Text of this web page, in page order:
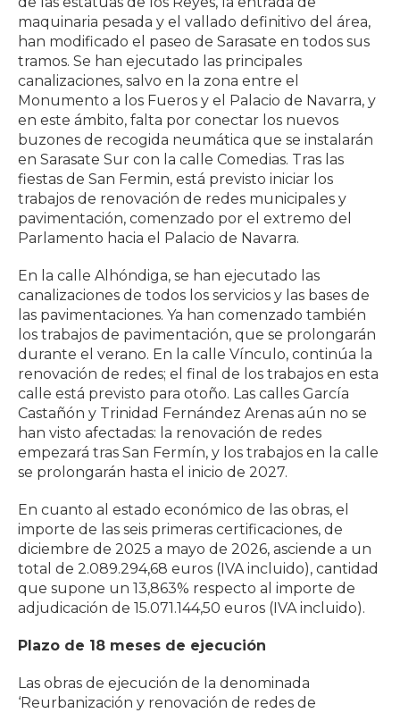
maquinaria pesada y el vallado definitivo del área,
han modificado el paseo de Sarasate en todos sus
tramos. Se han ejecutado las principales
canalizaciones, salvo en la zona entre el
Monumento a los Fueros y el Palacio de Navarra, y
en este ámbito, falta por conectar los nuevos
buzones de recogida neumática que se instalarán
en Sarasate Sur con la calle Comedias. Tras las
fiestas de San Fermin, está previsto iniciar los
trabajos de renovación de redes municipales y
pavimentación, comenzado por el extremo del
Parlamento hacia el Palacio de Navarra.
En la calle Alhóndiga, se han ejecutado las
canalizaciones de todos los servicios y las bases de
las pavimentaciones. Ya han comenzado también
los trabajos de pavimentación, que se prolongarán
durante el verano. En la calle Vínculo, continúa la
renovación de redes; el final de los trabajos en esta
calle está previsto para otoño. Las calles García
Castañón y Trinidad Fernández Arenas aún no se
han visto afectadas: la renovación de redes
empezará tras San Fermín, y los trabajos en la calle
se prolongarán hasta el inicio de 2027.
En cuanto al estado económico de las obras, el
importe de las seis primeras certificaciones, de
diciembre de 2025 a mayo de 2026, asciende a un
total de 2.089.294,68 euros (IVA incluido), cantidad
que supone un 13,863% respecto al importe de
adjudicación de 15.071.144,50 euros (IVA incluido).
Plazo de 18 meses de ejecución
Las obras de ejecución de la denominada
‘Reurbanización y renovación de redes de